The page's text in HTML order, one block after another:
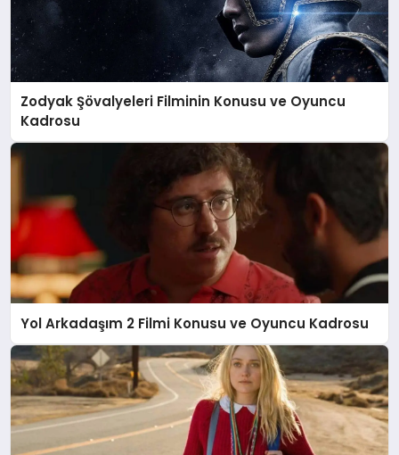
Zodyak Şövalyeleri Filminin Konusu ve Oyuncu
Kadrosu
Yol Arkadaşım 2 Filmi Konusu ve Oyuncu Kadrosu